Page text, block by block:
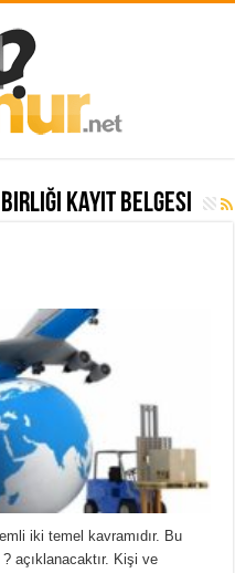
kayıt belgesi
iki temel kavramıdır. Bu
açıklanacaktır. Kişi ve